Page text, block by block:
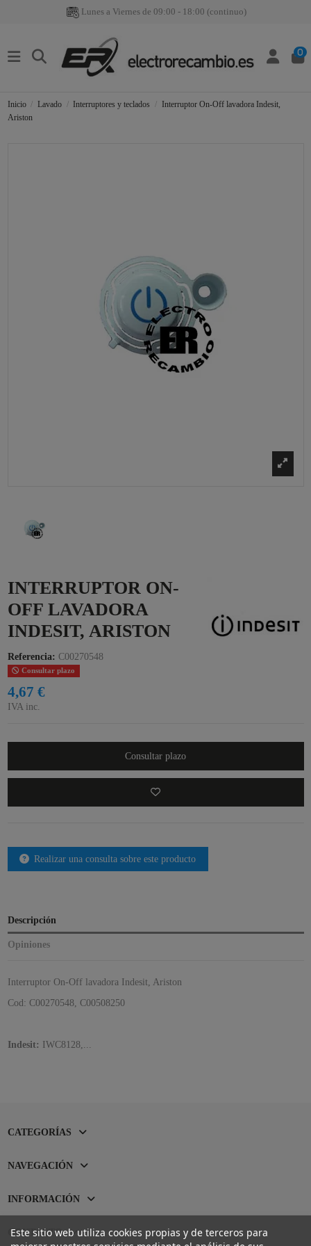
Lunes a Viernes de 09:00 - 18:00 (continuo)
0
Inicio Lavado Interruptores y teclados
Interruptor On-Off lavadora Indesit,
Ariston
INTERRUPTOR ON-
OFF LAVADORA
INDESIT, ARISTON
Referencia: C00270548
Consultar plazo
4,67 €
IVA inc.
Consultar plazo
Realizar una consulta sobre este producto
Descripción
Opiniones
Interruptor On-Off lavadora Indesit, Ariston
Cod: C00270548, C00508250
Indesit: IWC8128,...
CATEGORÍAS
NAVEGACIÓN
INFORMACIÓN
CONTACTO
Este sitio web utiliza cookies propias y de terceros para